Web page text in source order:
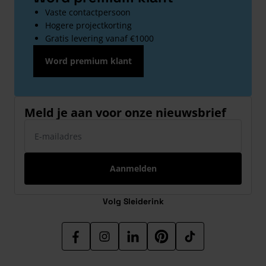
Vaste contactpersoon
Hogere projectkorting
Gratis levering vanaf €1000
Word premium klant
Meld je aan voor onze nieuwsbrief
Aanmelden
Volg Sleiderink